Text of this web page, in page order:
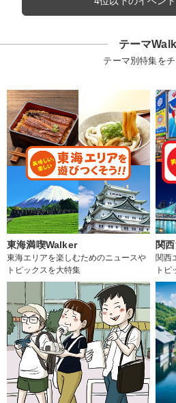
テーマ
テーマ別特集を
東海満喫Walker
東海エリアを楽しむためのニュースや
トピックスを大特集
関
関西
トピ